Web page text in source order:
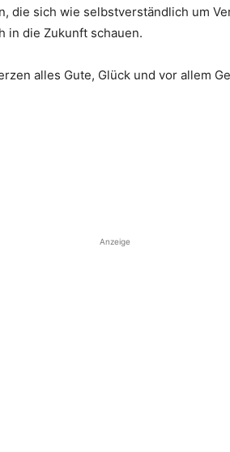
die sich wie selbstverständlich um
in die Zukunft schauen.
alles Gute, Glück und vor allem
Anzeige